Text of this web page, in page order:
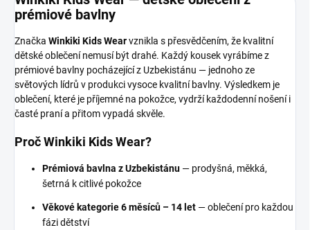
prémiové bavlny
Značka Winkiki Kids Wearvznikla s přesvědčením, že kvalitní
dětské oblečení nemusí být drahé. Každý kousek vyrábíme z
prémiové bavlny pocházející z Uzbekistánu — jednoho ze
světových lídrů v produkci vysoce kvalitní bavlny. Výsledkem je
oblečení, které je příjemné na pokožce, vydrží každodenní nošení i
časté praní a přitom vypadá skvěle.
Proč Winkiki Kids Wear?
Prémiová bavlna z Uzbekistánu — prodyšná, měkká,
šetrná k citlivé pokožce
Věkové kategorie 6 měsíců – 14 let — oblečení pro každou
fázi dětství